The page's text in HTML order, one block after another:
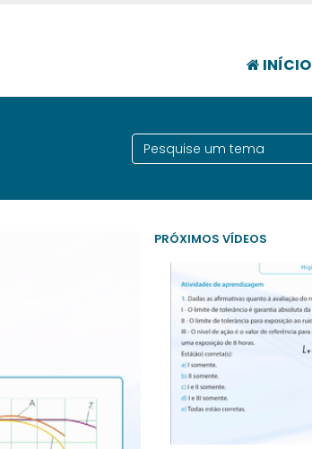
INÍCIO
PRÓXIMOS VÍDEOS